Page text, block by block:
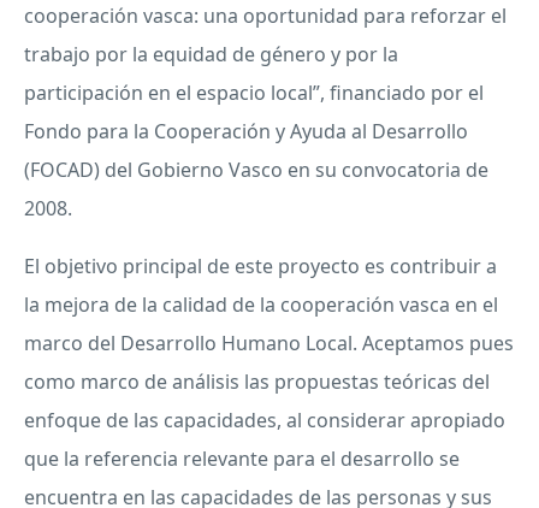
cooperación vasca: una oportunidad para reforzar el
trabajo por la equidad de género y por la
participación en el espacio local”, financiado por el
Fondo para la Cooperación y Ayuda al Desarrollo
(FOCAD) del Gobierno Vasco en su convocatoria de
2008.
El objetivo principal de este proyecto es contribuir a
la mejora de la calidad de la cooperación vasca en el
marco del Desarrollo Humano Local. Aceptamos pues
como marco de análisis las propuestas teóricas del
enfoque de las capacidades, al considerar apropiado
que la referencia relevante para el desarrollo se
encuentra en las capacidades de las personas y sus